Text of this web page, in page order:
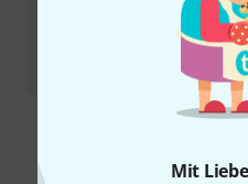
Mit
Sennheiser
Sofort lieferbar
Alle